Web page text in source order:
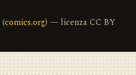
(comics.org) — licenza CC BY